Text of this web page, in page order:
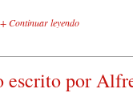
+ Continuar leyendo
escrito por